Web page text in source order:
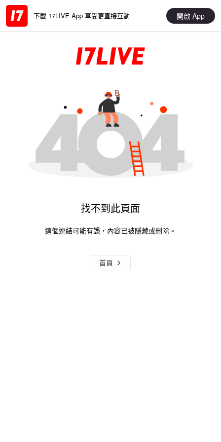
下載 17LIVE App 享受更直接互動 開啟 App
找不到此頁面
這個連結可能有誤，內容已被隱藏或刪除。
首頁